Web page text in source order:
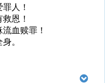
人！
恩！
血赎罪！
。